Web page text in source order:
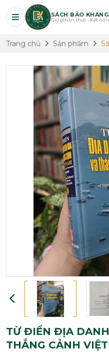
SÁCH BẢO KHANG
Giữ gìn tri thức - Kết nối
Trang chủ Sản phẩm
TỪ ĐIỂN ĐỊA
THẮNG CẢNH